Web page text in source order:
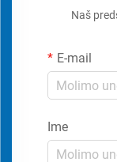
Naš
E-mail
Ime